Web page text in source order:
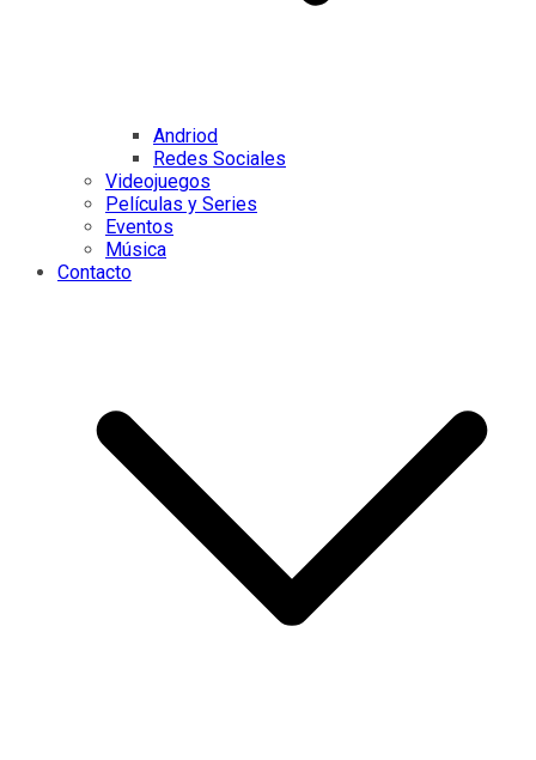
Andriod
Redes Sociales
Videojuegos
Películas y Series
Eventos
Música
Contacto